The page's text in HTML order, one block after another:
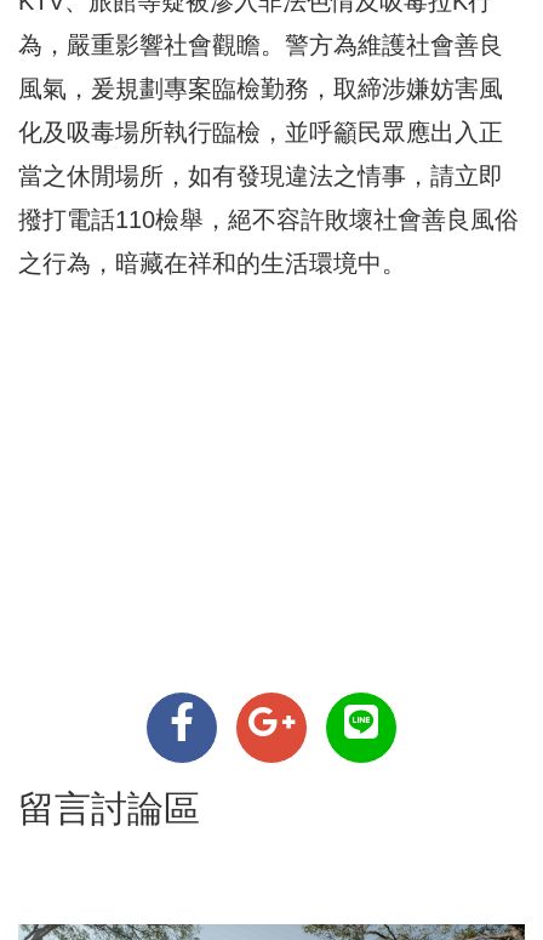
為，嚴重影響社會觀瞻。警方為維護社會善良
風氣，爰規劃專案臨檢勤務，取締涉嫌妨害風
化及吸毒場所執行臨檢，並呼籲民眾應出入正
當之休閒場所，如有發現違法之情事，請立即
撥打電話110檢舉，絕不容許敗壞社會善良風俗
之行為，暗藏在祥和的生活環境中。
留言討論區